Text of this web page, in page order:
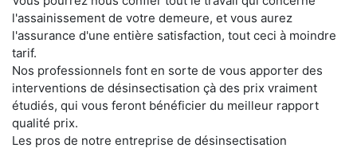
l'assainissement de votre demeure, et vous aurez
l'assurance d'une entière satisfaction, tout ceci à moindre
tarif.
Nos professionnels font en sorte de vous apporter des
interventions de désinsectisation çà des prix vraiment
étudiés, qui vous feront bénéficier du meilleur rapport
qualité prix.
Les pros de notre entreprise de désinsectisation